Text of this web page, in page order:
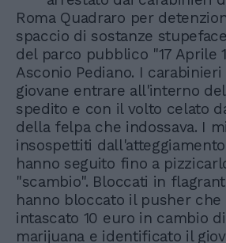
Roma Quadraro per
spaccio di sostanze
del parco pubblico "17 Aprile
Asconio Pediano. I
giovane entrare all'interno
spedito e con il volto celato
della felpa che indossava. I
insospettiti
hanno seguito fino a
"scambio". Bloccati in
hanno bloccato il pusher che
intascato 10 euro in cambio
marijuana e identificato il